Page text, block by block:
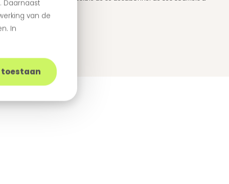
Daarnaast
van de
In
toestaan